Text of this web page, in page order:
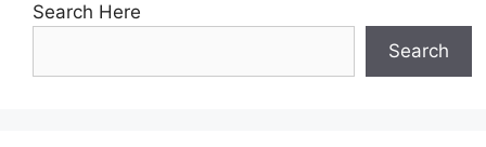
Search Here
Search